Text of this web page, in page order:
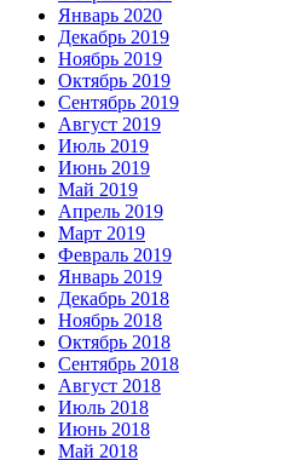
Январь 2020
Декабрь 2019
Ноябрь 2019
Октябрь 2019
Сентябрь 2019
Август 2019
Июль 2019
Июнь 2019
Май 2019
Апрель 2019
Март 2019
Февраль 2019
Январь 2019
Декабрь 2018
Ноябрь 2018
Октябрь 2018
Сентябрь 2018
Август 2018
Июль 2018
Июнь 2018
Май 2018